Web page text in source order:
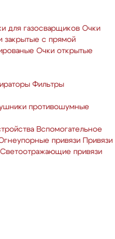
для газосварщиков Очки
закрытые с прямой
Очки открытые
Фильтры
противошумные
Вспомогательное
привязи
Привязи
Светоотражающие привязи